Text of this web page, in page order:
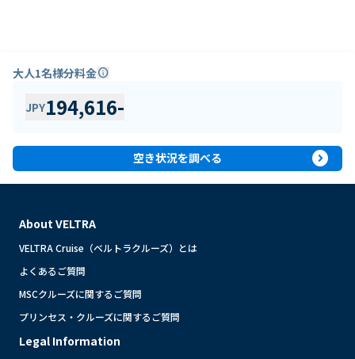
大人1名様分料金info
JPY194,616-
空き状況を調べる expand_circle_right
About VELTRA
VELTRA Cruise（ベルトラクルーズ）とは
よくあるご質問
MSCクルーズに関するご質問
プリンセス・クルーズに関するご質問
Legal Information